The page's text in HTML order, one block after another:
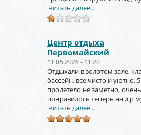
торцом зданиями.
Читать далее...
Центр отдыха
Первомайский
11.05.2026 - 11:20
Отдыхали в золотом зале,
бассейн, все чисто и уютно,
пролетело не заметно, очень
понравилось теперь на д.р
тоже будем заказывать
Читать далее...